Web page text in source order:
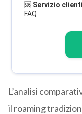
🆘 Servizio clienti
FAQ
L’analisi
il roaming